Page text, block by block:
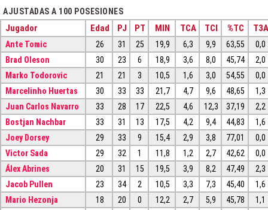
AJUSTADAS A 100 POSESIONES
Jugador Edad PJ PT MIN TCA TCI %TC T3A
Ante Tomic 26 31 25 19,9 6,3 9,9 63,55
0,0
Brad Oleson
30 23 6 18,9 3,6 8,0 45,74
2,0
Marko Todorovic
21 21 3 10,5 1,6 3,0 54,55
0,0
Marcelinho Huertas
30 33 33 21,7 4,7 9,6 48,65
1,3
Juan Carlos Navarro
33 28 17 22,5 4,6 12,3 37,19
2,2
Bostjan Nachbar
33 31 13 17,5 4,2 9,4 44,83
1,6
Joey Dorsey
29 33 9 15,4 2,9 3,8 77,01
0,0
Victor Sada
29 32 1 11,8 1,2 2,7 42,62
0,0
Álex Abrines
20 31 15 19,5 3,9 8,2 47,49
2,3
Jacob Pullen
23 34 2 10,5 3,3 7,3 45,40
1,6
Mario Hezonja
18 20 0 12,2 2,7 5,9 45,78
1,1